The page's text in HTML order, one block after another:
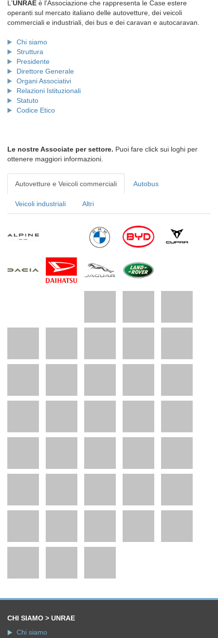
L'UNRAE è l'Associazione che rappresenta le Case estere
operanti sul mercato italiano delle autovetture, dei veicoli
commerciali e industriali, dei bus e dei caravan e autocaravan.
Chi siamo
Struttura
Presidente
Direttore Generale
Organi Associativi
Relazioni Istituzionali
Statuto
Codice Etico
Le nostre Associate per settore. Puoi fare click sui loghi per
ottenere maggiori informazioni.
Autovetture e Veicoli commerciali Autobus
Veicoli industriali Altri
CHI SIAMO > UNRAE
Chi siamo